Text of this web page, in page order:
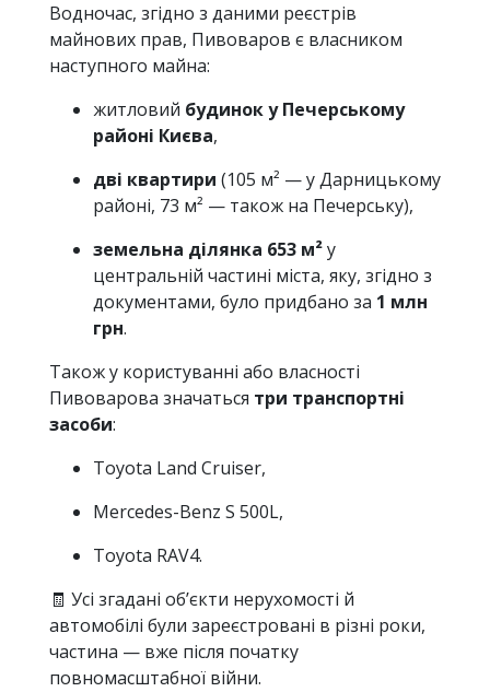
Водночас, згідно з даними реєстрів
майнових прав, Пивоваров є власником
наступного майна:
житловий будинок у Печерському
районі Києва,
дві квартири (105 м² — у Дарницькому
районі, 73 м² — також на Печерську),
земельна ділянка 653 м²у
центральній частині міста, яку, згідно з
документами, було придбано за 1 млн
грн.
Також у користуванні або власності
Пивоварова значаться три транспортні
засоби:
Toyota Land Cruiser,
Mercedes-Benz S 500L,
Toyota RAV4.
🧾 Усі згадані об’єкти нерухомості й
автомобілі були зареєстровані в різні роки,
частина — вже після початку
повномасштабної війни.